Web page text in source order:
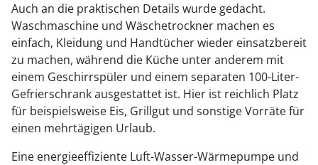
Auch an die praktischen Details wurde gedacht.
Waschmaschine und Wäschetrockner machen es
einfach, Kleidung und Handtücher wieder einsatzbereit
zu machen, während die Küche unter anderem mit
einem Geschirrspüler und einem separaten 100-Liter-
Gefrierschrank ausgestattet ist. Hier ist reichlich Platz
für beispielsweise Eis, Grillgut und sonstige Vorräte für
einen mehrtägigen Urlaub.
Eine energieeffiziente Luft-Wasser-Wärmepumpe und